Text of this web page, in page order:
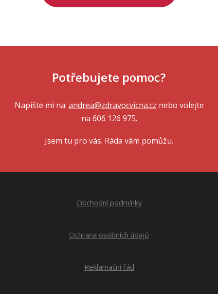
Potřebujete pomoc?
Napište mi na: andrea@zdravocvicna.cz nebo volejte
na 606 126 975.
Jsem tu pro vás. Ráda vám pomůžu.
Obchodní podmínky
Ochrana osobních údajů
Reklamační řád